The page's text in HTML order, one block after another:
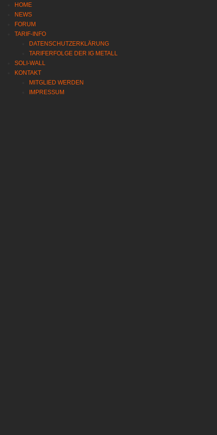
HOME
NEWS
FORUM
TARIF-INFO
DATENSCHUTZERKLÄRUNG
TARIFERFOLGE DER IG METALL
SOLI-WALL
KONTAKT
MITGLIED WERDEN
IMPRESSUM